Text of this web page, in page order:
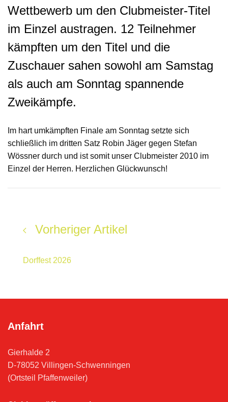
Wettbewerb um den Clubmeister-Titel
im Einzel austragen. 12 Teilnehmer
kämpften um den Titel und die
Zuschauer sahen sowohl am Samstag
als auch am Sonntag spannende
Zweikämpfe.
Im hart umkämpften Finale am Sonntag setzte sich
schließlich im dritten Satz Robin Jäger gegen Stefan
Wössner durch und ist somit unser Clubmeister 2010 im
Einzel der Herren. Herzlichen Glückwunsch!
Vorheriger Artikel
Dorffest 2026
Anfahrt
Gierhalde 2
D-78052 Villingen-Schwenningen
(Ortsteil Pfaffenweiler)